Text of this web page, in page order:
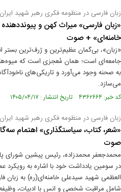
زبان فارسی در منظومه فکری رهبر شهید
«زبان فارسی» میراث کهن و
خامنه‌ای» + صوت
«زبان»، بی‌گمان عظیم‌ترین و ژرف‌ترین
جامعه‌ای است؛ همان مُعجزی است که
به صحنه وجود می‌آورد و تاریکی‌های
می‌سازد.
کد خبر: ۴۳۶۲۶۶۴ تاریخ انتشار : ۱۴۰۵/۰۴/۱۷
زبان فارسی در منظومه فکری رهبر شهید
«شعر، کتاب، سیاستگذاری» اهتمام
صوت
محمدجعفر محمدزاده، رئیس پیشین شورای
در سومین یادداشت خود با اشاره به رویکرد
العظمی شهید سیدعلی خامنه‌ای(ره) به زبان
شامل مراقبت شخصی و انس با ادبیات،